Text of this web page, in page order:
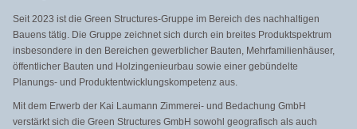
Seit 2023 ist die Green Structures-Gruppe im Bereich des nachhaltigen
Bauens tätig. Die Gruppe zeichnet sich durch ein breites Produktspektrum
insbesondere in den Bereichen gewerblicher Bauten, Mehrfamilienhäuser,
öffentlicher Bauten und Holzingenieurbau sowie einer gebündelte
Planungs- und Produktentwicklungskompetenz aus.
Mit dem Erwerb der Kai Laumann Zimmerei- und Bedachung GmbH
verstärkt sich die Green Structures GmbH sowohl geografisch als auch